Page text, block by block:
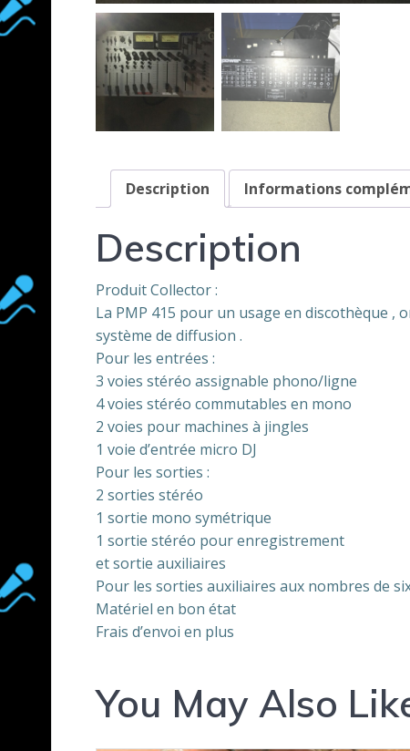
Description Informations
Description
Produit Collector :
La PMP 415 pour un usage en discothèque
système de diffusion .
Pour les entrées :
3 voies stéréo assignable phono/ligne
4 voies stéréo commutables en mono
2 voies pour machines à jingles
1 voie d’entrée micro DJ
Pour les sorties :
2 sorties stéréo
1 sortie mono symétrique
1 sortie stéréo pour enregistrement
et sortie auxiliaires
Pour les sorties auxiliaires aux nombres de
Matériel en bon état
Frais d’envoi en plus
You May Also